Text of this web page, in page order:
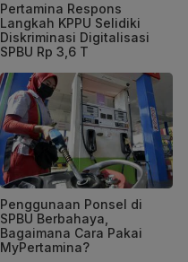
Pertamina Respons
Langkah KPPU Selidiki
Diskriminasi Digitalisasi
SPBU Rp 3,6 T
Penggunaan Ponsel di
SPBU Berbahaya,
Bagaimana Cara Pakai
MyPertamina?